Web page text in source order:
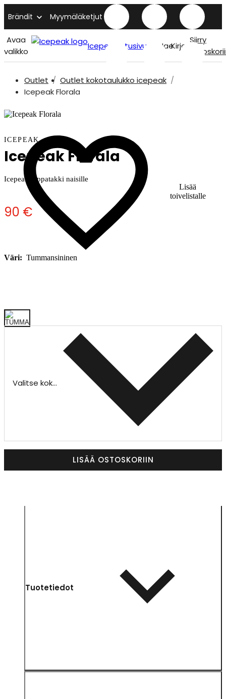
Brändit Myymäläketjut
Avaa
valikko
Icepeak etusivu HaeKirjaudu
Siirry
Outlet
Outlet kokotaulukko icepeak
Icepeak Florala
Lisää
toivelistalle
ICEPEAK
Icepeak Florala
Icepeak toppatakki naisille
90 €
Väri: Tummansininen
Valitse koko
LISÄÄ OSTOSKORIIN
Tuotetiedot